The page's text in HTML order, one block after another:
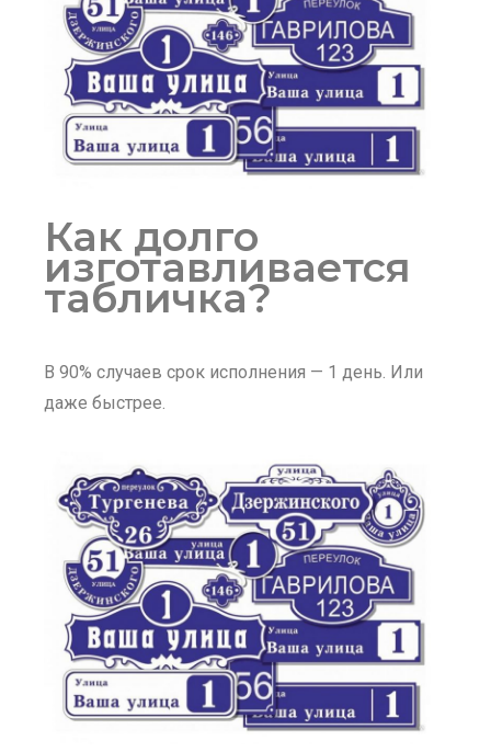
Как долго
изготавливается
табличка?
В 90% случаев срок исполнения — 1 день. Или
даже быстрее.